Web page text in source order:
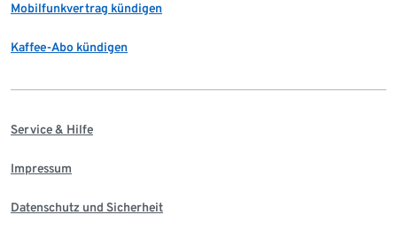
Mobilfunkvertrag kündigen
Kaffee-Abo kündigen
Service & Hilfe
Impressum
Datenschutz und Sicherheit